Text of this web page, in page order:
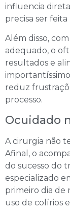
influencia
precisa ser
Além disso,
adequado, o
resultados e
reduz
processo.
Ocuidado
A cirurgia não
Afinal, o
do sucesso do
especializado
primeiro dia de
uso de colírios